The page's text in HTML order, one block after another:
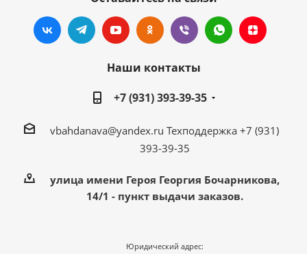
Наши контакты
+7 (931) 393-39-35
vbahdanava@yandex.ru Техподдержка +7 (931)
393-39-35
улица имени Героя Георгия Бочарникова,
14/1 - пункт выдачи заказов.
Юридический адрес: